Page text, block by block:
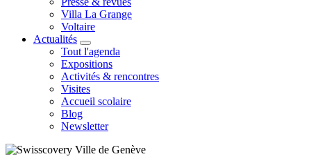
Villa La Grange
Voltaire
Actualités
Tout l'agenda
Expositions
Activités & rencontres
Visites
Accueil scolaire
Blog
Newsletter